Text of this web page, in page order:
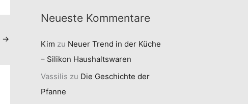
→
Neueste Kommentare
Kim zu Neuer Trend in der Küche
– Silikon Haushaltswaren
Vassilis zu Die Geschichte der
Pfanne